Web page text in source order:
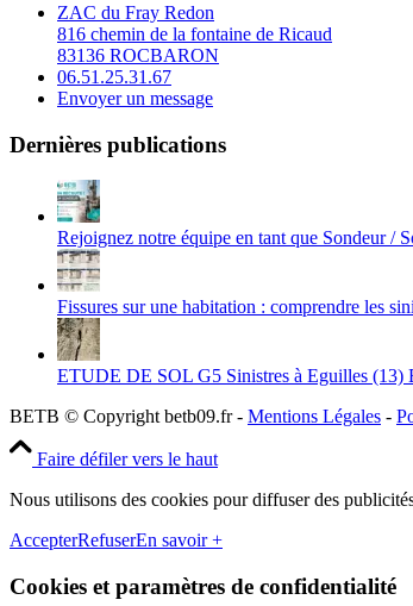
ZAC du Fray Redon
816 chemin de la fontaine de Ricaud
83136 ROCBARON
06.51.25.31.67
Envoyer un message
Dernières publications
Rejoignez notre équipe en tant que Sondeur /
Fissures sur une habitation : comprendre les
ETUDE DE SOL G5 Sinistres à Eguilles
BETB © Copyright betb09.fr - Mentions Légales -
Faire défiler vers le haut
Nous utilisons des cookies pour diffuser des
AccepterRefuserEn savoir +
Cookies et paramètres de confidentialité